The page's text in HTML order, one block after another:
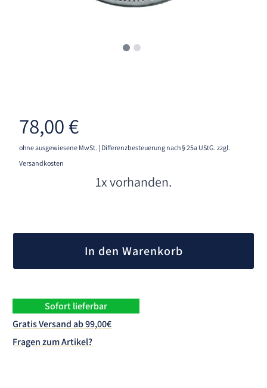
78,00€
ohne ausgewiesene MwSt. | Differenzbesteuerung nach § 25a UStG. zzgl.
Versandkosten
1x vorhanden.
In den Warenkorb
Sofort lieferbar
Gratis Versand ab 99,00€
Fragen zum Artikel?